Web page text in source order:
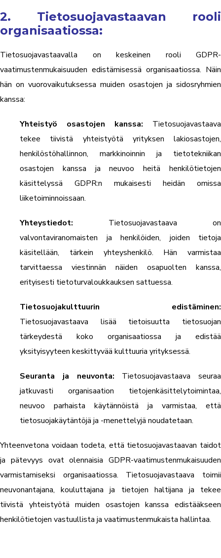
2. Tietosuojavastaavan rooli
organisaatiossa:
Tietosuojavastaavalla on keskeinen rooli GDPR-
vaatimustenmukaisuuden edistämisessä organisaatiossa. Näin
hän on vuorovaikutuksessa muiden osastojen ja sidosryhmien
kanssa:
Yhteistyö osastojen kanssa: Tietosuojavastaava
tekee tiivistä yhteistyötä yrityksen lakiosastojen,
henkilöstöhallinnon, markkinoinnin ja tietotekniikan
osastojen kanssa ja neuvoo heitä henkilötietojen
käsittelyssä GDPR:n mukaisesti heidän omissa
liiketoiminnoissaan.
Yhteystiedot: Tietosuojavastaava on
valvontaviranomaisten ja henkilöiden, joiden tietoja
käsitellään, tärkein yhteyshenkilö. Hän varmistaa
tarvittaessa viestinnän näiden osapuolten kanssa,
erityisesti tietoturvaloukkauksen sattuessa.
Tietosuojakulttuurin edistäminen:
Tietosuojavastaava lisää tietoisuutta tietosuojan
tärkeydestä koko organisaatiossa ja edistää
yksityisyyteen keskittyvää kulttuuria yrityksessä.
Seuranta ja neuvonta: Tietosuojavastaava seuraa
jatkuvasti organisaation tietojenkäsittelytoimintaa,
neuvoo parhaista käytännöistä ja varmistaa, että
tietosuojakäytäntöjä ja -menettelyjä noudatetaan.
Yhteenvetona voidaan todeta, että tietosuojavastaavan taidot
ja pätevyys ovat olennaisia GDPR-vaatimustenmukaisuuden
varmistamiseksi organisaatiossa. Tietosuojavastaava toimii
neuvonantajana, kouluttajana ja tietojen haltijana ja tekee
tiivistä yhteistyötä muiden osastojen kanssa edistääkseen
henkilötietojen vastuullista ja vaatimustenmukaista hallintaa.